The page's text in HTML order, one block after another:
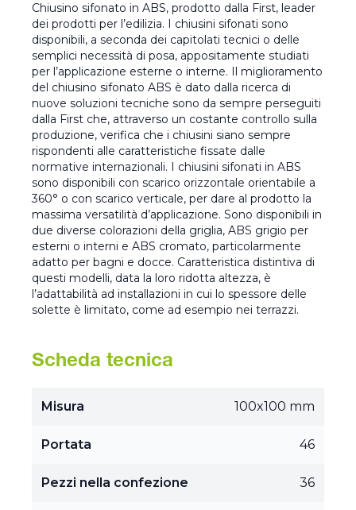
Chiusino sifonato in ABS, prodotto dalla First, leader
dei prodotti per l’edilizia. I chiusini sifonati sono
disponibili, a seconda dei capitolati tecnici o delle
semplici necessità di posa, appositamente studiati
per l’applicazione esterne o interne. Il miglioramento
del chiusino sifonato ABS è dato dalla ricerca di
nuove soluzioni tecniche sono da sempre perseguiti
dalla First che, attraverso un costante controllo sulla
produzione, verifica che i chiusini siano sempre
rispondenti alle caratteristiche fissate dalle
normative internazionali. I chiusini sifonati in ABS
sono disponibili con scarico orizzontale orientabile a
360° o con scarico verticale, per dare al prodotto la
massima versatilità d’applicazione. Sono disponibili in
due diverse colorazioni della griglia, ABS grigio per
esterni o interni e ABS cromato, particolarmente
adatto per bagni e docce. Caratteristica distintiva di
questi modelli, data la loro ridotta altezza, è
l’adattabilità ad installazioni in cui lo spessore delle
solette è limitato, come ad esempio nei terrazzi.
Scheda tecnica
Misura 100x100 mm
Portata 46
Pezzi nella confezione 36